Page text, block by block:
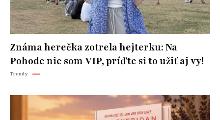
Známa herečka zotrela hejterku: Na
Pohode nie som VIP, príďte si to užiť aj vy!
Trendy